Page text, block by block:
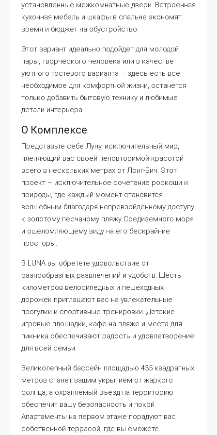
установленные межкомнатные двери. Встроенная
кухонная мебель и шкафы в спальне экономят
время и бюджет на обустройство.
Этот вариант идеально подойдет для молодой
пары, творческого человека или в качестве
уютного гостевого варианта – здесь есть все
необходимое для комфортной жизни, останется
только добавить бытовую технику и любимые
детали интерьера.
О Комплексе
Представьте себе Луну, исключительный мир,
пленяющий вас своей неповторимой красотой
всего в нескольких метрах от Лонг-Бич. Этот
проект – исключительное сочетание роскоши и
природы, где каждый момент становится
волшебным благодаря непревзойденному доступу
к золотому песчаному пляжу Средиземного моря
и ошеломляющему виду на его бескрайние
просторы.
В LUNA вы обретете удовольствие от
разнообразных развлечений и удобств. Шесть
километров велосипедных и пешеходных
дорожек приглашают вас на увлекательные
прогулки и спортивные тренировки. Детские
игровые площадки, кафе на пляже и места для
пикника обеспечивают радость и удовлетворение
для всей семьи.
Великолепный бассейн площадью 435 квадратных
метров станет вашим укрытием от жаркого
солнца, а охраняемый въезд на территорию
обеспечит вашу безопасность и покой.
Апартаменты на первом этаже порадуют вас
собственной террасой, где вы сможете